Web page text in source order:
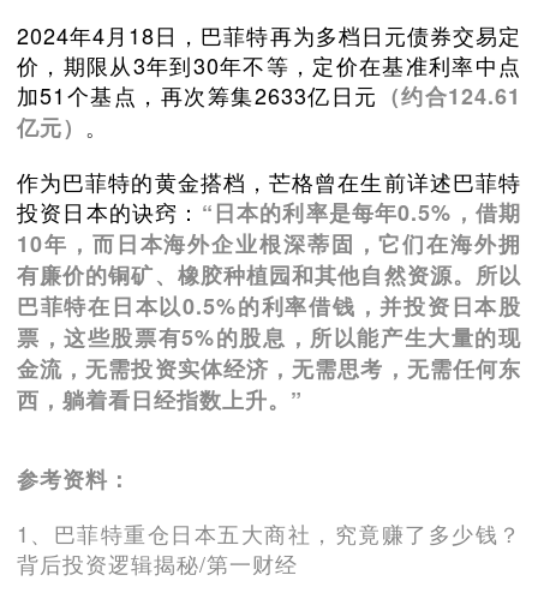
2024年4月18日，巴菲特再为多档日元债券交易定
价，期限从3年到30年不等，定价在基准利率中点
加51个基点，再次筹集2633亿日元 （约合124.61
亿元） 。
作为巴菲特的黄金搭档，芒格曾在生前详述巴菲特
投资日本的诀窍： “日本的利率是每年0.5%，借期
10年，而日本海外企业根深蒂固，它们在海外拥
有廉价的铜矿、橡胶种植园和其他自然资源。所以
巴菲特在日本以0.5%的利率借钱，并投资日本股
票，这些股票有5%的股息，所以能产生大量的现
金流，无需投资实体经济，无需思考，无需任何东
西，躺着看日经指数上升。”
参考资料：
1、巴菲特重仓日本五大商社，究竟赚了多少钱？
背后投资逻辑揭秘/第一财经